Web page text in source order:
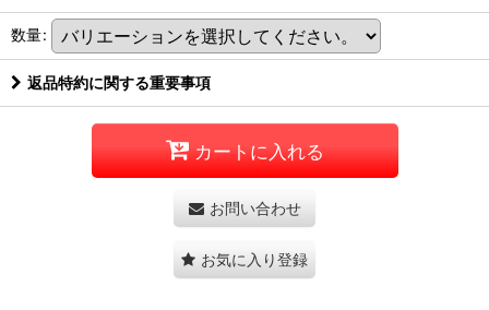
数量:
返品特約に関する重要事項
カートに入れる
お問い合わせ
お気に入り登録